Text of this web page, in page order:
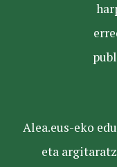
Alea.eus-eko
eta